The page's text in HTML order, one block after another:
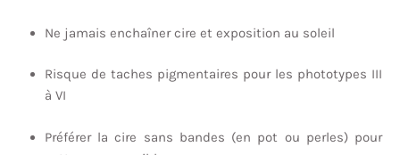
Ne jamais enchaîner cire et exposition au soleil
Risque de taches pigmentaires pour les phototypes III
à VI
Préférer la cire sans bandes (en pot ou perles) pour